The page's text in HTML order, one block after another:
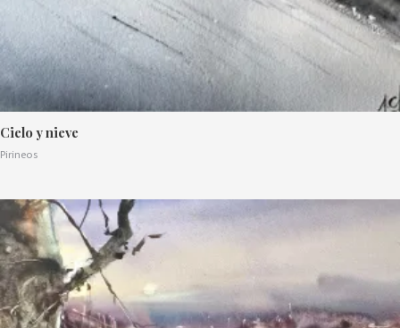
Cielo y nieve
Pirineos